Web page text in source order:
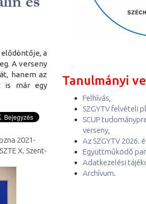
a
A verseny
hanem az
is már egy
2021-
X. Szent-
Tanulmányi
Felhívás
SZGYTV felvételi
SCUP
verseny,
Az SZGYTV 2026.
Együttműködő
Adatkezelési
Archívum.